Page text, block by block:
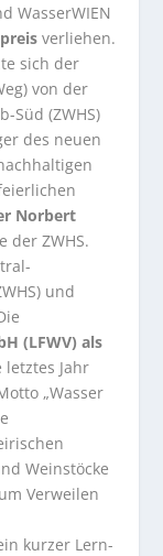
WasserWIEN
verliehen.
sich der
von der
Süd (ZWHS)
des neuen
Norbert
der ZWHS.
und
(LFWV) als
Jahr
„Wasser
Weinstöcke
Verweilen
kurzer Lern-